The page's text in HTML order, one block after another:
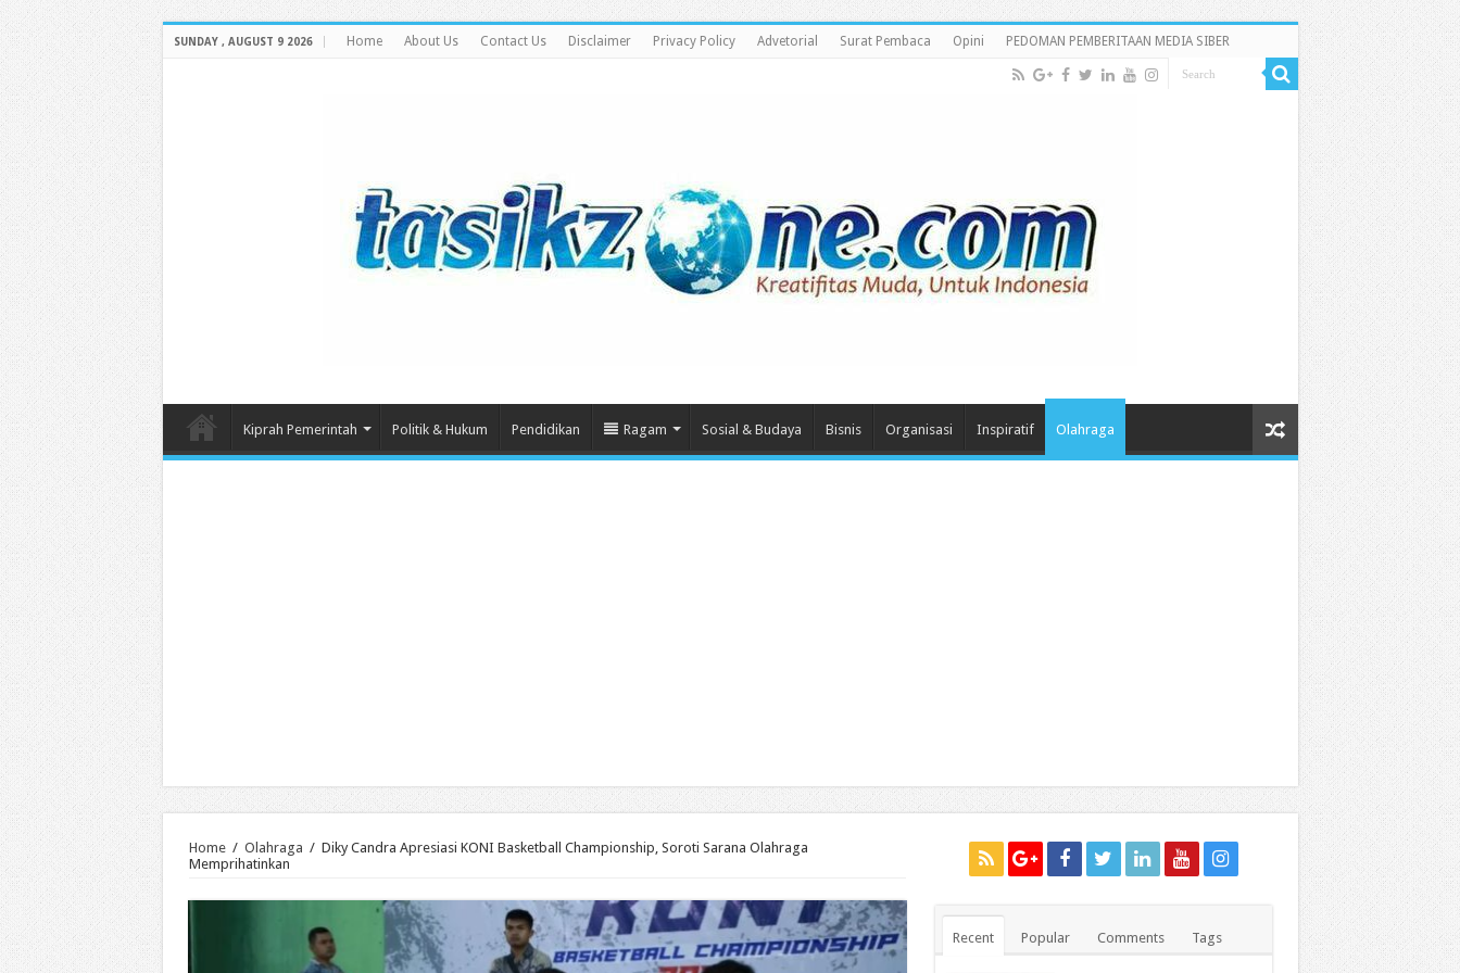
SUNDAY , AUGUST 9 2026 Home About Us Contact Us Disclaimer Privacy Policy Advetorial Surat Pembaca Opini PEDOMAN PEMBERITAAN MEDIA SIBER
Kiprah Pemerintah Politik & Hukum Pendidikan Ragam Sosial & Budaya Bisnis Organisasi Inspiratif Olahraga
Home / Olahraga / Diky Candra Apresiasi KONI Basketball Championship, Soroti Sarana Olahraga
Memprihatinkan
Recent Popular Comments Tags